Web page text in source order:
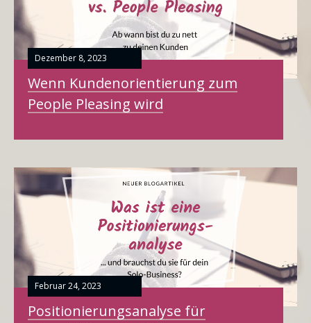
Dezember 8, 2023
Wenn Kundenorientierung zum
People Pleasing wird
Februar 24, 2023
Positionierungsanalyse für